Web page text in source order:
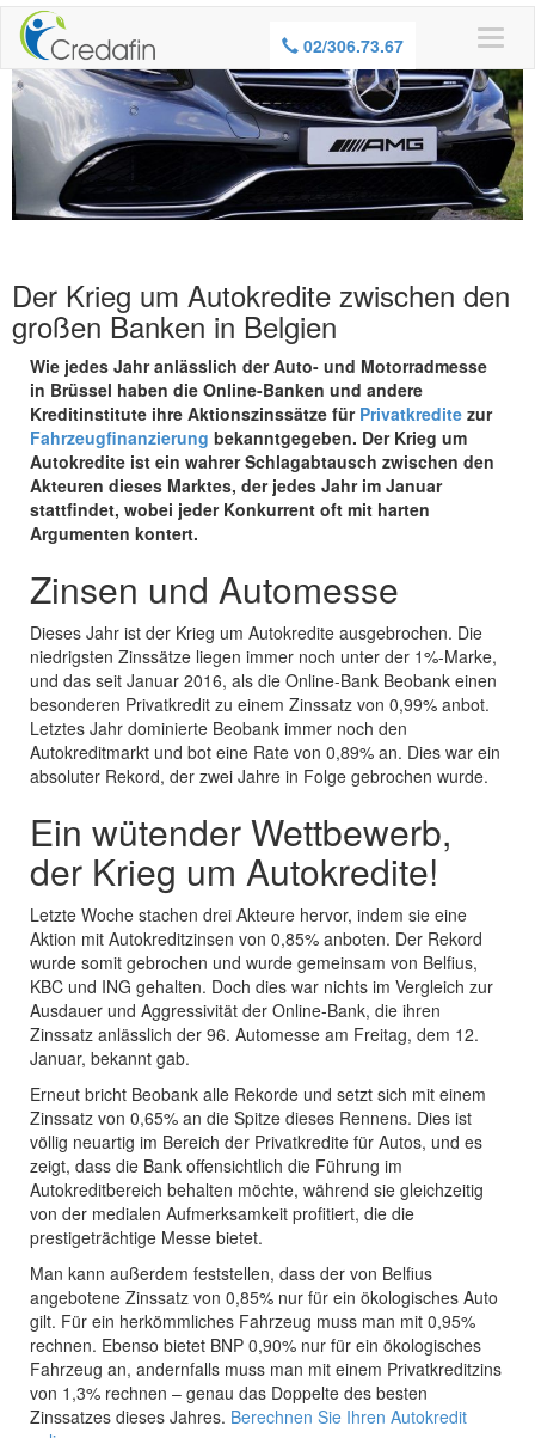
02/306.73.67
Der Krieg um Autokredite zwischen den
großen Banken in Belgien
Wie jedes Jahr anlässlich der Auto- und Motorradmesse
in Brüssel haben die Online-Banken und andere
Kreditinstitute ihre Aktionszinssätze für Privatkredite zur
Fahrzeugfinanzierung bekanntgegeben. Der Krieg um
Autokredite ist ein wahrer Schlagabtausch zwischen den
Akteuren dieses Marktes, der jedes Jahr im Januar
stattfindet, wobei jeder Konkurrent oft mit harten
Argumenten kontert.
Zinsen und Automesse
Dieses Jahr ist der Krieg um Autokredite ausgebrochen. Die
niedrigsten Zinssätze liegen immer noch unter der 1%-Marke,
und das seit Januar 2016, als die Online-Bank Beobank einen
besonderen Privatkredit zu einem Zinssatz von 0,99% anbot.
Letztes Jahr dominierte Beobank immer noch den
Autokreditmarkt und bot eine Rate von 0,89% an. Dies war ein
absoluter Rekord, der zwei Jahre in Folge gebrochen wurde.
Ein wütender Wettbewerb,
der Krieg um Autokredite!
Letzte Woche stachen drei Akteure hervor, indem sie eine
Aktion mit Autokreditzinsen von 0,85% anboten. Der Rekord
wurde somit gebrochen und wurde gemeinsam von Belfius,
KBC und ING gehalten. Doch dies war nichts im Vergleich zur
Ausdauer und Aggressivität der Online-Bank, die ihren
Zinssatz anlässlich der 96. Automesse am Freitag, dem 12.
Januar, bekannt gab.
Erneut bricht Beobank alle Rekorde und setzt sich mit einem
Zinssatz von 0,65% an die Spitze dieses Rennens. Dies ist
völlig neuartig im Bereich der Privatkredite für Autos, und es
zeigt, dass die Bank offensichtlich die Führung im
Autokreditbereich behalten möchte, während sie gleichzeitig
von der medialen Aufmerksamkeit profitiert, die die
prestigeträchtige Messe bietet.
Man kann außerdem feststellen, dass der von Belfius
angebotene Zinssatz von 0,85% nur für ein ökologisches Auto
gilt. Für ein herkömmliches Fahrzeug muss man mit 0,95%
rechnen. Ebenso bietet BNP 0,90% nur für ein ökologisches
Fahrzeug an, andernfalls muss man mit einem Privatkreditzins
von 1,3% rechnen – genau das Doppelte des besten
Zinssatzes dieses Jahres. Berechnen Sie Ihren Autokredit